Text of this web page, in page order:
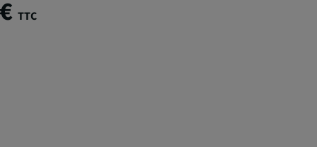
TTC